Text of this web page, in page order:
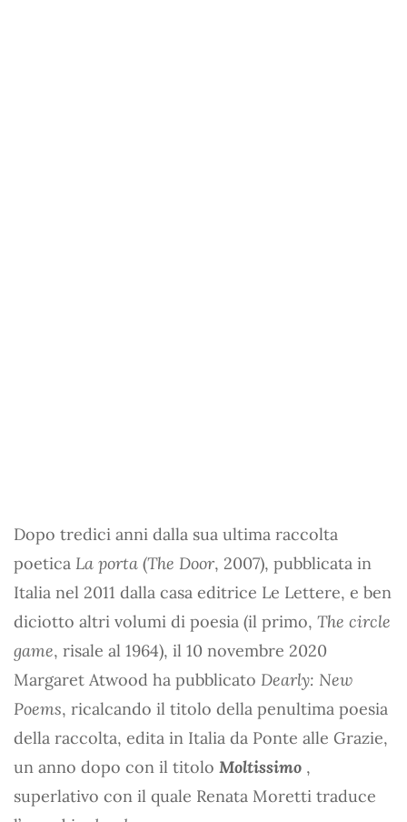
Dopo tredici anni dalla sua ultima raccolta
poetica La porta (The Door, 2007), pubblicata in
Italia nel 2011 dalla casa editrice Le Lettere, e ben
diciotto altri volumi di poesia (il primo, The circle
game, risale al 1964), il 10 novembre 2020
Margaret Atwood ha pubblicato Dearly: New
Poems, ricalcando il titolo della penultima poesia
della raccolta, edita in Italia da Ponte alle Grazie,
un anno dopo con il titolo Moltissimo ,
superlativo con il quale Renata Moretti traduce